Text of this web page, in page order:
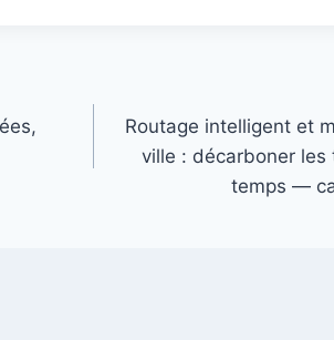
Routage intelligent et
ville : décarboner
temps —